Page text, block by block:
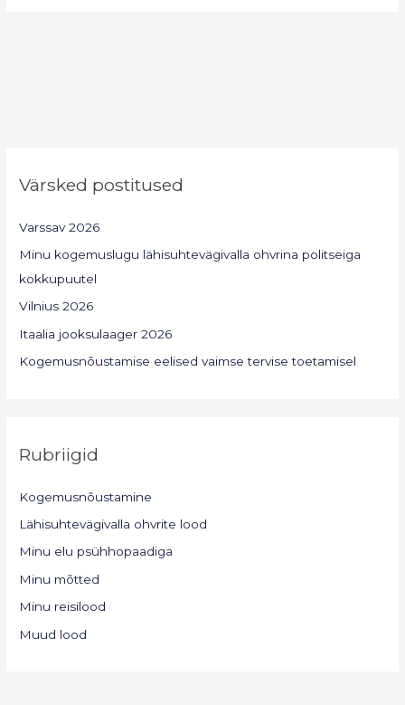
Värsked postitused
Varssav 2026
Minu kogemuslugu lähisuhtevägivalla ohvrina politseiga
kokkupuutel
Vilnius 2026
Itaalia jooksulaager 2026
Kogemusnõustamise eelised vaimse tervise toetamisel
Rubriigid
Kogemusnõustamine
Lähisuhtevägivalla ohvrite lood
Minu elu psühhopaadiga
Minu mõtted
Minu reisilood
Muud lood